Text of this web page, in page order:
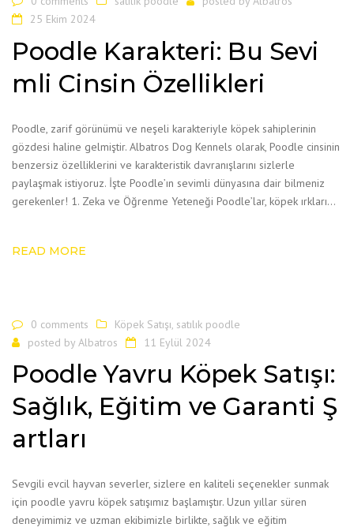
25 Ekim 2024
Poodle Karakteri: Bu Sevi
mli Cinsin Özellikleri
Poodle, zarif görünümü ve neşeli karakteriyle köpek sahiplerinin
gözdesi haline gelmiştir. Albatros Dog Kennels olarak, Poodle cinsinin
benzersiz özelliklerini ve karakteristik davranışlarını sizlerle
paylaşmak istiyoruz. İşte Poodle’ın sevimli dünyasına dair bilmeniz
gerekenler! 1. Zeka ve Öğrenme Yeteneği Poodle’lar, köpek ırkları…
READ MORE
0 comments Köpek Satışı satılık poodle
posted by Albatros 11 Eylül 2024
Poodle Yavru Köpek Satışı:
Sağlık, Eğitim ve Garanti Ş
artları
Sevgili evcil hayvan severler, sizlere en kaliteli seçenekler sunmak
için poodle yavru köpek satışımız başlamıştır. Uzun yıllar süren
deneyimimiz ve uzman ekibimizle birlikte, sağlık ve eğitim